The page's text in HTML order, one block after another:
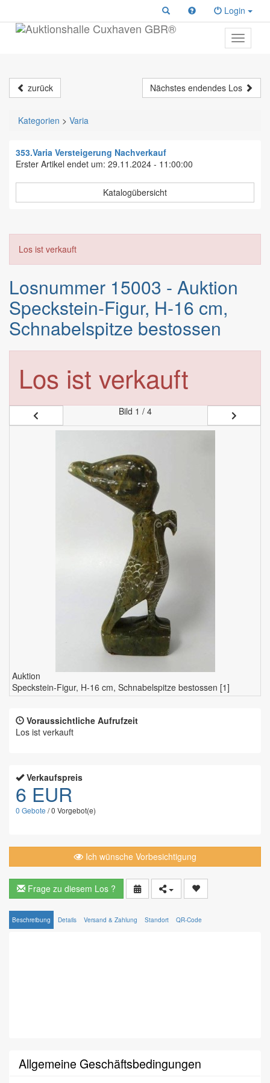
Login
Toggle
primary
zurück Nächstes endendes Los
Kategorien > Varia
353.Varia Versteigerung Nachverkauf
Erster Artikel endet um: 29.11.2024 - 11:00:00
Katalogübersicht
Los ist verkauft
Losnummer 15003 - Auktion
Speckstein-Figur, H-16 cm,
Schnabelspitze bestossen
Los ist verkauft
Bild 1 / 4
Auktion
Speckstein-Figur, H-16 cm, Schnabelspitze bestossen [1]
Voraussichtliche Aufrufzeit
Los ist verkauft
Verkaufspreis
6 EUR
0 Gebote /0 Vorgebot(e)
Ich wünsche Vorbesichtigung
Frage zu diesem Los ?
Beschreibung Details Versand & Zahlung Standort QR-Code
Allgemeine Geschäftsbedingungen